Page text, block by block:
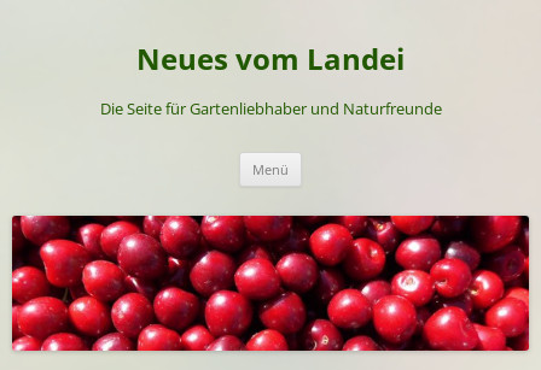
Neues vom Landei
Die Seite für Gartenliebhaber und Naturfreunde
Menü